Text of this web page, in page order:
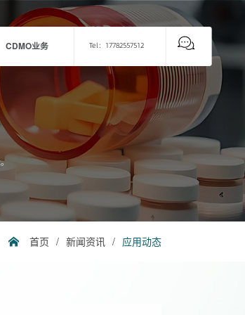
CDMO业务 Tel：17782557512
首页 / 新闻资讯 / 应用动态